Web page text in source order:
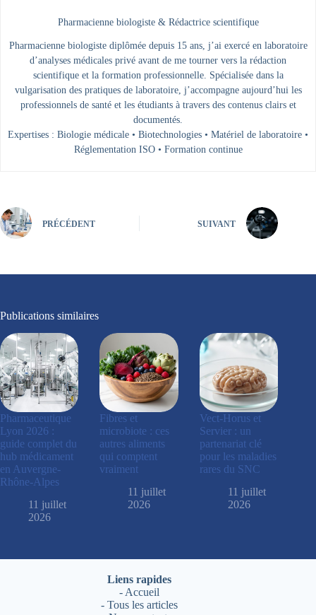
Pharmacienne biologiste & Rédactrice scientifique
Pharmacienne biologiste diplômée depuis 15 ans, j’ai exercé en laboratoire
d’analyses médicales privé avant de me tourner vers la rédaction
scientifique et la formation professionnelle. Spécialisée dans la
vulgarisation des pratiques de laboratoire, j’accompagne aujourd’hui les
professionnels de santé et les étudiants à travers des contenus clairs et
documentés.
Expertises : Biologie médicale • Biotechnologies • Matériel de laboratoire •
Réglementation ISO • Formation continue
PRÉCÉDENT SUIVANT
Publications similaires
Pharmaceutique
Lyon 2026 :
guide complet du
hub médicament
en Auvergne-
Rhône-Alpes
11 juillet
2026
Fibres et
microbiote : ces
autres aliments
qui comptent
vraiment
11 juillet
2026
Vect-Horus et
Servier : un
partenariat clé
pour les maladies
rares du SNC
11 juillet
2026
Liens rapides
-Accueil
- Tous les articles